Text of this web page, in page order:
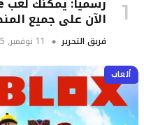
الآن على جميع
فريق التحرير 11 نوفمبر, 2025
ألعاب